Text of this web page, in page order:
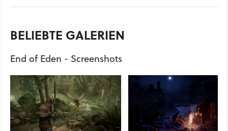
BELIEBTE GALERIEN
End of Eden - Screenshots